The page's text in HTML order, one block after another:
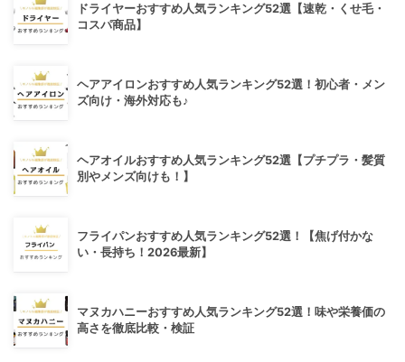
ドライヤーおすすめ人気ランキング52選【速乾・くせ毛・
コスパ商品】
ヘアアイロンおすすめ人気ランキング52選！初心者・メン
ズ向け・海外対応も♪
ヘアオイルおすすめ人気ランキング52選【プチプラ・髪質
別やメンズ向けも！】
フライパンおすすめ人気ランキング52選！【焦げ付かな
い・長持ち！2026最新】
マヌカハニーおすすめ人気ランキング52選！味や栄養価の
高さを徹底比較・検証